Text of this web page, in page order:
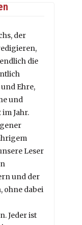
der
die
Ehre,
und
Jahr.
Leser
und der
ohne dabei
Jeder ist